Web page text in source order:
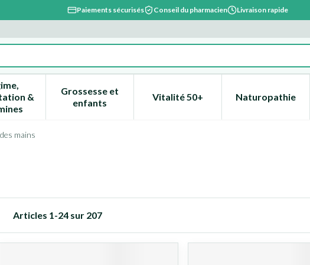
Paiements sécurisés Conseil du pharmacien Livraison rapide
pour la catégorie Beauté, soins et hygiène
&
Afficher le sous-menu pour la catégorie Régime, alimentation &
Grossesse et
enfantsAfficher le sous-menu pour la catégorie
Vitalité 50+Afficher le sous-menu pour la
Naturopathie
Afficher
mains
Articles 1-24 sur 207